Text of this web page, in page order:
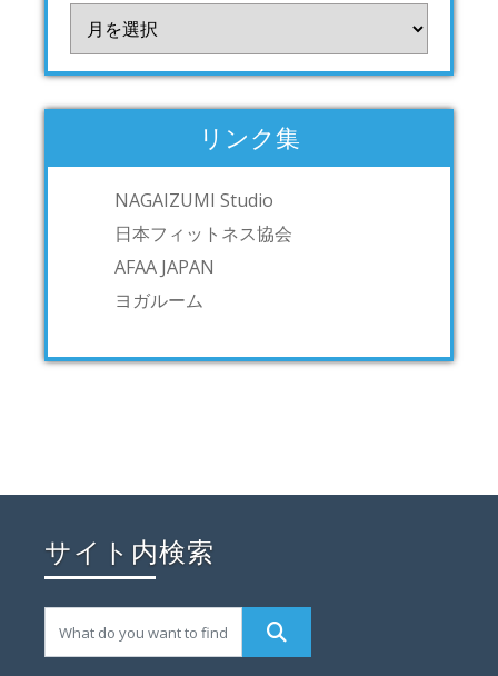
カ
リンク集
NAGAIZUMI Studio
日本フィットネス協会
AFAA JAPAN
ヨガルーム
サイト内検索